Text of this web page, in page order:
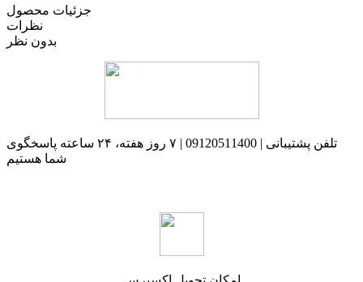
جزئیات محصول
نظرات
بدون نظر
تلفن پشتیبانی | 09120511400 | ۷ روز هفته، ۲۴ ساعته پاسخگوی
شما هستیم